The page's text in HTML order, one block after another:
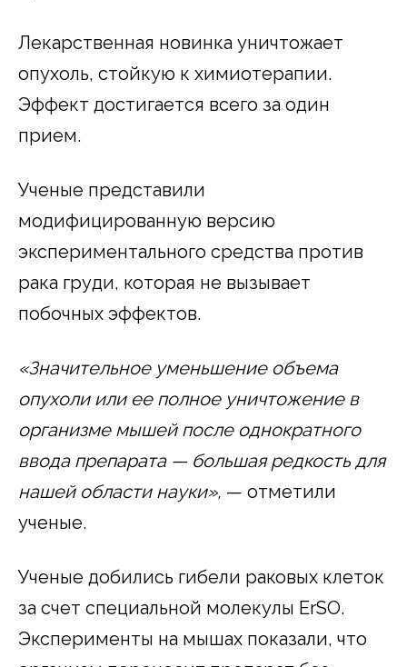
Лекарственная новинка уничтожает
опухоль, стойкую к химиотерапии.
Эффект достигается всего за один
прием.
Ученые представили
модифицированную версию
экспериментального средства против
рака груди, которая не вызывает
побочных эффектов.
«Значительное уменьшение объема
опухоли или ее полное уничтожение в
организме мышей после однократного
ввода препарата — большая редкость для
нашей области науки», — отметили
ученые.
Ученые добились гибели раковых клеток
за счет специальной молекулы ErSO.
Эксперименты на мышах показали, что